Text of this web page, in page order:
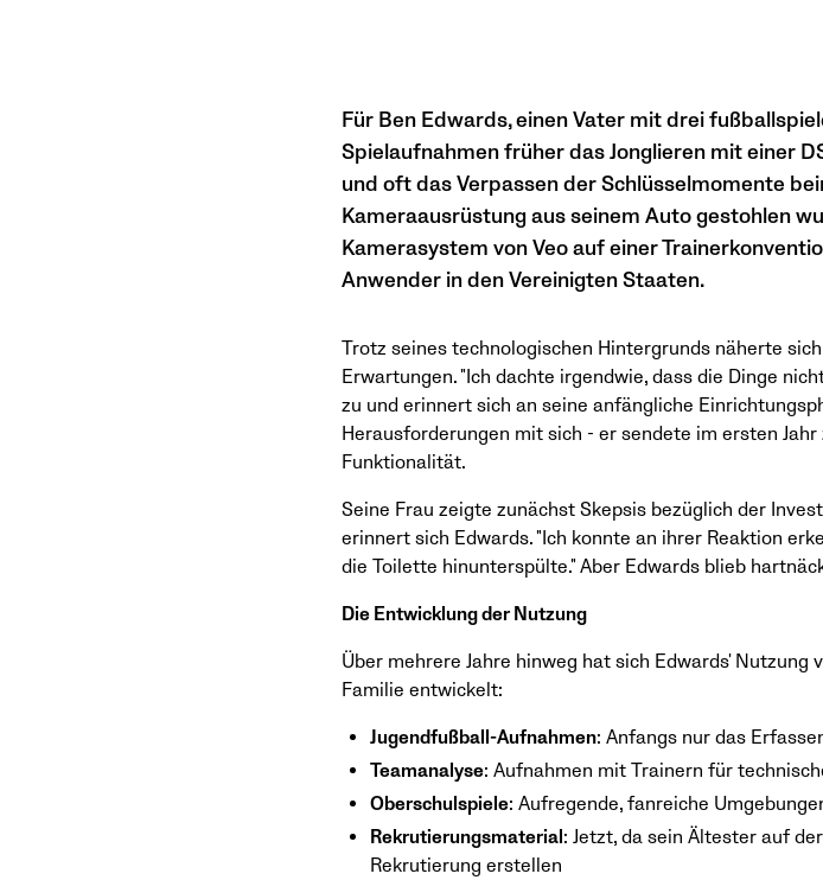
Für Ben Edwards, einen Vater mit drei
Spielaufnahmen früher das Jonglieren mit einer
und oft das Verpassen der Schlüsselmomente
Kameraausrüstung aus seinem Auto gestohlen
Kamerasystem von Veo auf einer
Anwender in den Vereinigten Staaten.
Trotz seines technologischen Hintergrunds näherte
Erwartungen. "Ich dachte irgendwie, dass die Dinge
zu und erinnert sich an seine anfängliche
Herausforderungen mit sich - er sendete im ersten
Funktionalität.
Seine Frau zeigte zunächst Skepsis bezüglich der
erinnert sich Edwards. "Ich konnte an ihrer Reaktion
die Toilette hinunterspülte." Aber Edwards blieb
Die Entwicklung der Nutzung
Über mehrere Jahre hinweg hat sich Edwards'
Familie entwickelt:
Jugendfußball-Aufnahmen: Anfangs nur das
Teamanalyse: Aufnahmen mit Trainern für
Oberschulspiele: Aufregende, fanreiche
Rekrutierungsmaterial: Jetzt, da sein Ältester auf
Rekrutierung erstellen